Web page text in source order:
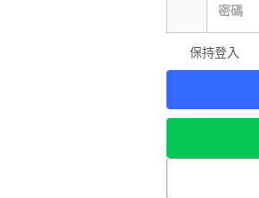
保持登入